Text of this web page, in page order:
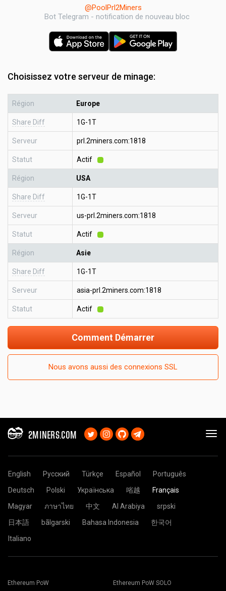
@PoolPrl2Miners
Bot Telegram - notification de nouveau bloc
Choisissez votre serveur de minage:
Région Europe
Share Diff 1G-1T
Serveur prl.2miners.com:1818
Statut Actif
Région USA
Share Diff 1G-1T
Serveur us-prl.2miners.com:1818
Statut Actif
Région Asie
Share Diff 1G-1T
Serveur asia-prl.2miners.com:1818
Statut Actif
Comment Démarrer
Nous avons aussi des connexions SSL
2MINERS.COM
English Русский Türkçe Español
Português
Deutsch
Polski Українська 㗂越
Français
Magyar
ภาษาไทย 中文 Al Arabiya
srpski
日本語
bãlgarski Bahasa Indonesia
한국어
Italiano
Ethereum PoW
Ethereum PoW SOLO